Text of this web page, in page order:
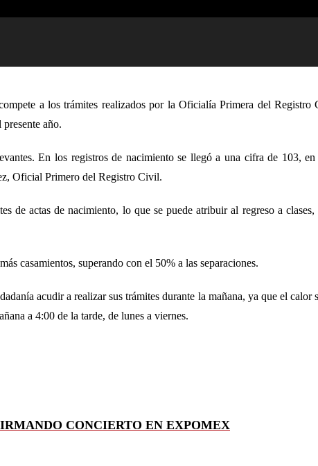
a los trámites realizados por la Oficialía Primera del
año.
En los registros de nacimiento se llegó a una cifra de 103,
Oficial Primero del Registro Civil.
de actas de nacimiento, lo que se puede atribuir al regreso a
casamientos, superando con el 50% a las separaciones.
acudir a realizar sus trámites durante la mañana, ya que el calor
a 4:00 de la tarde, de lunes a viernes.
CONCIERTO EN EXPOMEX